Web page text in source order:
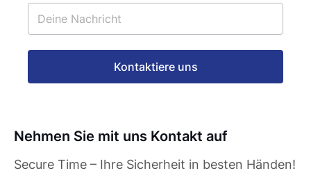
Nehmen Sie mit uns Kontakt auf
Secure Time – Ihre Sicherheit in besten Händen!
Kontaktiere uns